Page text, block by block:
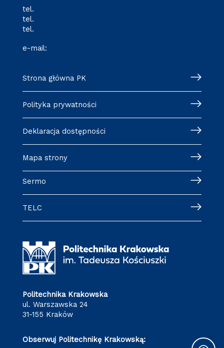
tel.
tel.
tel.
e-mail:
Strona główna PK
Polityka prywatności
Deklaracja dostępności
Mapa strony
Sermo
TELC
Politechnika Krakowska
ul. Warszawska 24
31-155 Kraków
Obserwuj Politechnikę Krakowską: